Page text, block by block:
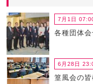
7月1日
各種団体
6月28日
篁風会の